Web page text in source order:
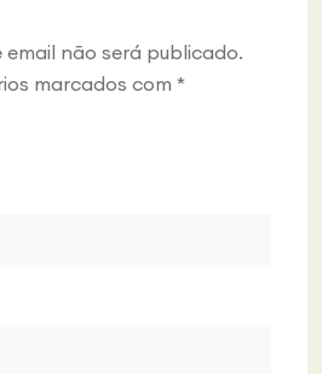
email não será publicado.
marcados com *